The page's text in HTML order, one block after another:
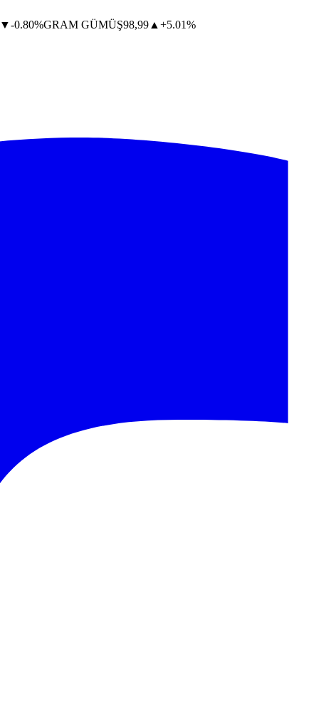
▼-0.80%GRAM GÜMÜŞ98,99 ▲ +5.01%